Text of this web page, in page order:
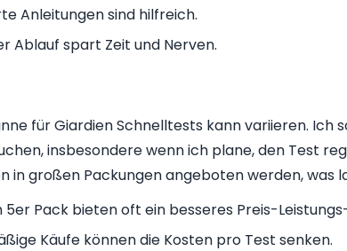
Anleitungen sind hilfreich.
Ablauf spart Zeit und Nerven.
für Giardien Schnelltests kann variieren. Ich
insbesondere wenn ich plane, den Test
in großen Packungen angeboten werden, was
5er Pack bieten oft ein besseres Preis-
Käufe können die Kosten pro Test senken.